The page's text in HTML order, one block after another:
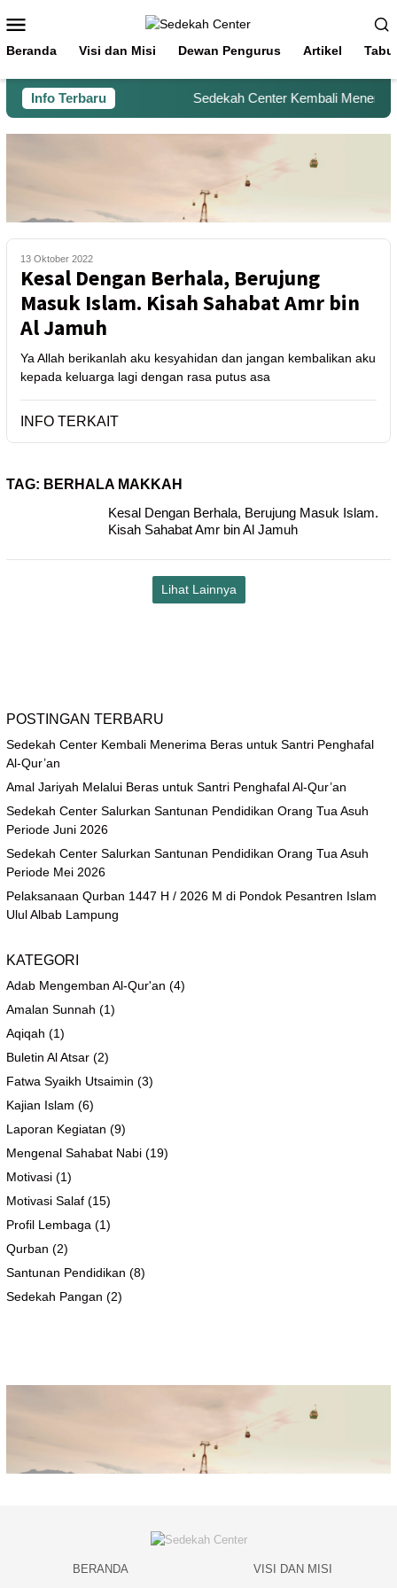
Beranda Visi dan Misi Dewan Pengurus Artikel
Info Terbaru Sedekah Center Kembali
13 Oktober 2022
Kesal Dengan Berhala, Berujung
Masuk Islam. Kisah Sahabat Amr bin
Al Jamuh
Ya Allah berikanlah aku kesyahidan dan jangan kembalikan aku
kepada keluarga lagi dengan rasa putus asa
INFO TERKAIT
TAG: BERHALA MAKKAH
Kesal Dengan Berhala, Berujung Masuk Islam.
Kisah Sahabat Amr bin Al Jamuh
Lihat Lainnya
POSTINGAN TERBARU
Sedekah Center Kembali Menerima Beras untuk Santri Penghafal
Al-Qur’an
Amal Jariyah Melalui Beras untuk Santri Penghafal Al-Qur’an
Sedekah Center Salurkan Santunan Pendidikan Orang Tua Asuh
Periode Juni 2026
Sedekah Center Salurkan Santunan Pendidikan Orang Tua Asuh
Periode Mei 2026
Pelaksanaan Qurban 1447 H / 2026 M di Pondok Pesantren Islam
Ulul Albab Lampung
KATEGORI
Adab Mengemban Al-Qur'an (4)
Amalan Sunnah (1)
Aqiqah (1)
Buletin Al Atsar (2)
Fatwa Syaikh Utsaimin (3)
Kajian Islam (6)
Laporan Kegiatan (9)
Mengenal Sahabat Nabi (19)
Motivasi (1)
Motivasi Salaf (15)
Profil Lembaga (1)
Qurban (2)
Santunan Pendidikan (8)
Sedekah Pangan (2)
BERANDA VISI DAN MISI